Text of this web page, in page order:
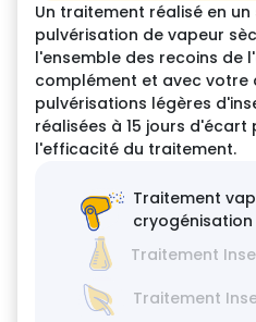
Un traitement réalisé en
pulvérisation de vapeur
l'ensemble des recoins de
complément et avec votre
pulvérisations légères
réalisées à 15 jours d'écart
l'efficacité du traitement.
Traitement
cryogénisation
Traitement
Traitement